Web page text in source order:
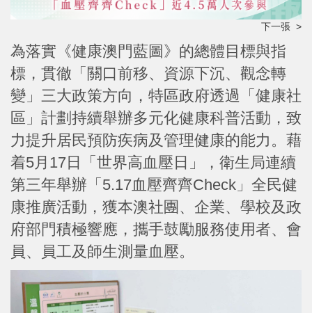
下一張 >
為落實《健康澳門藍圖》的總體目標與指
標，貫徹「關口前移、資源下沉、觀念轉
變」三大政策方向，特區政府透過「健康社
區」計劃持續舉辦多元化健康科普活動，致
力提升居民預防疾病及管理健康的能力。藉
着5月17日「世界高血壓日」，衛生局連續
第三年舉辦「5.17血壓齊齊Check」全民健
康推廣活動，獲本澳社團、企業、學校及政
府部門積極響應，攜手鼓勵服務使用者、會
員、員工及師生測量血壓。